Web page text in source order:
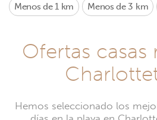
Menos de 1 km Menos de 3 km
Ofertas casas
Hemos seleccionado los